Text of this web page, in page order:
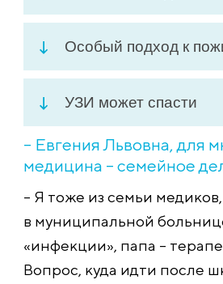
– Евгения Львовна, для
медицина – семейное
– Я тоже из семьи
в муниципальной
«инфекции», папа –
Вопрос, куда идти после
Особый подход к
УЗИ может спасти